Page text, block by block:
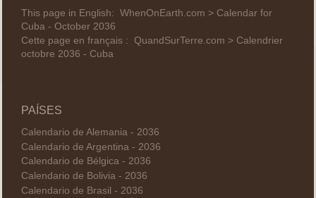
This page in English: WhenOnEarth.com > Calendar for
Cuba - October 2036
Cette page en français : QuandSurTerre.com > Calendrier
octobre 2036 - Cuba
PAÍSES
Calendario de Alemania - 2036
Calendario de Argentina - 2036
Calendario de Bélgica - 2036
Calendario de Bolivia - 2036
Calendario de Brasil - 2036